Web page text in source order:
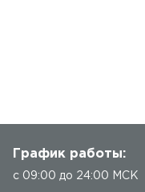
График работы:
с 09:00 до 24:00 МСК